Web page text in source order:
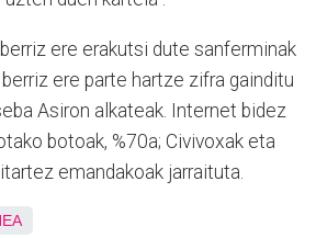
ere erakutsi dute sanferminak
ere parte hartze zifra gainditu
Asiron alkateak. Internet bidez
botoak, %70a; Civivoxak eta
emandakoak jarraituta.